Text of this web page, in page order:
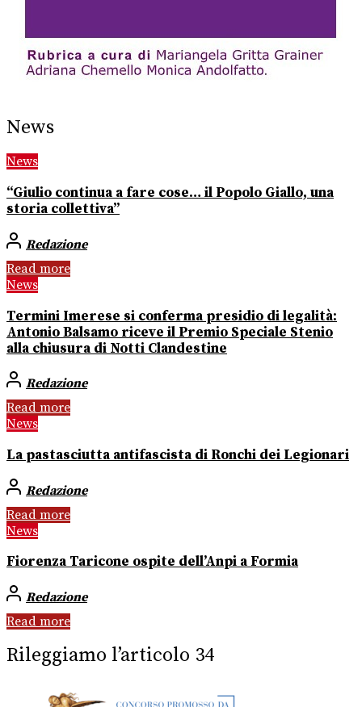
News
News
“Giulio continua a fare cose… il Popolo Giallo, una
storia collettiva”
Redazione
Read more
News
Termini Imerese si conferma presidio di legalità:
Antonio Balsamo riceve il Premio Speciale Stenio
alla chiusura di Notti Clandestine
Redazione
Read more
News
La pastasciutta antifascista di Ronchi dei Legionari
Redazione
Read more
News
Fiorenza Taricone ospite dell’Anpi a Formia
Redazione
Read more
Rileggiamo l’articolo 34